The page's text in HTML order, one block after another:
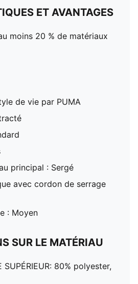
ET AVANTAGES
moins 20 % de matériaux
de vie par PUMA
principal : Sergé
avec cordon de serrage
: Moyen
SUR LE MATÉRIAU
SUPÉRIEUR: 80% polyester,